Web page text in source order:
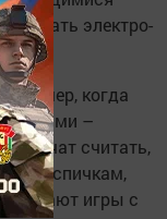
электро­
пример, когда
–
учат считать,
к спичкам,
игры с